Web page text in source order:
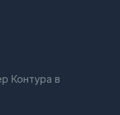
Контура в